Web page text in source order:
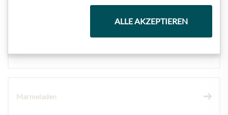
Marmeladen
ALLE AKZEPTIEREN